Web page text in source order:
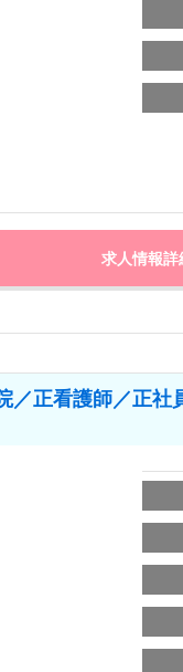
求人情報詳
／正看護師／正